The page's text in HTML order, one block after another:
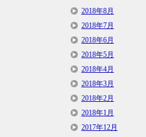
2018年8月
2018年7月
2018年6月
2018年5月
2018年4月
2018年3月
2018年2月
2018年1月
2017年12月